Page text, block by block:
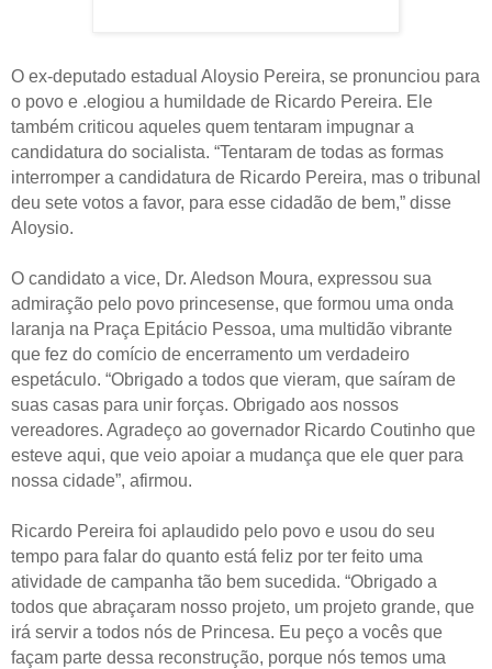
O ex-deputado estadual Aloysio Pereira, se pronunciou para
o povo e .elogiou a humildade de Ricardo Pereira. Ele
também criticou aqueles quem tentaram impugnar a
candidatura do socialista. “Tentaram de todas as formas
interromper a candidatura de Ricardo Pereira, mas o tribunal
deu sete votos a favor, para esse cidadão de bem,” disse
Aloysio.
O candidato a vice, Dr. Aledson Moura, expressou sua
admiração pelo povo princesense, que formou uma onda
laranja na Praça Epitácio Pessoa, uma multidão vibrante
que fez do comício de encerramento um verdadeiro
espetáculo. “Obrigado a todos que vieram, que saíram de
suas casas para unir forças. Obrigado aos nossos
vereadores. Agradeço ao governador Ricardo Coutinho que
esteve aqui, que veio apoiar a mudança que ele quer para
nossa cidade”, afirmou.
Ricardo Pereira foi aplaudido pelo povo e usou do seu
tempo para falar do quanto está feliz por ter feito uma
atividade de campanha tão bem sucedida. “Obrigado a
todos que abraçaram nosso projeto, um projeto grande, que
irá servir a todos nós de Princesa. Eu peço a vocês que
façam parte dessa reconstrução, porque nós temos uma